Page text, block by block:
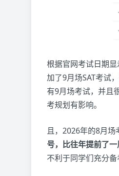
根据官网考试日期显
加了9月场SAT考试
有9月场考试，并且
考规划有影响。
且，2026年的8月
号，比往年提前了
不利于同学们充分备